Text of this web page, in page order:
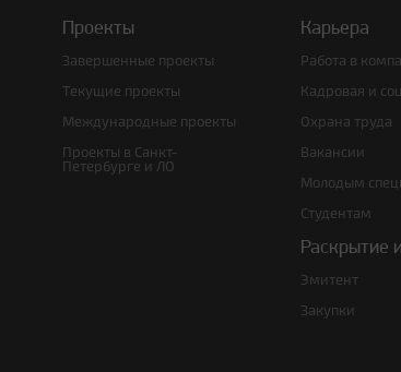
Проекты
Завершенные проекты
Текущие проекты
Международные проекты
Проекты в Санкт-
Петербурге и ЛО
Карьера
Работа в
Кадровая и
Охрана труда
Вакансии
Молодым
Студентам
Раскрытие
Эмитент
Закупки